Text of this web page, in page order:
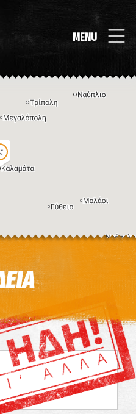
MENU
υπόκειται σε πνευματικά δικαιώματα Όροι